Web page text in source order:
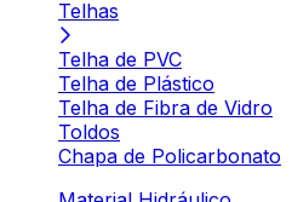
Telhas
Telha de PVC
Telha de Plástico
Telha de Fibra de Vidro
Toldos
Chapa de Policarbonato